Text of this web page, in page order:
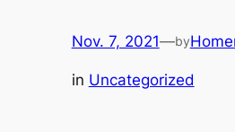
Nov. 7, 2021—by
in Uncategorized